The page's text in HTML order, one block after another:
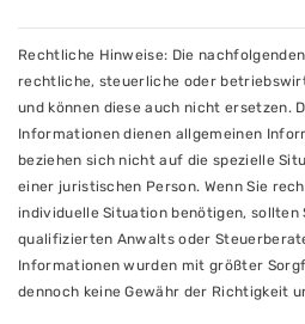
Rechtliche Hinweise: Die
rechtliche, steuerliche oder
und können diese auch nicht ersetzen.
Informationen dienen allgemeinen
beziehen sich nicht auf die spezielle
einer juristischen Person. Wenn Sie
individuelle Situation benötigen, sollten
qualifizierten Anwalts oder
Informationen wurden mit größter
dennoch keine Gewähr der Richtigkeit